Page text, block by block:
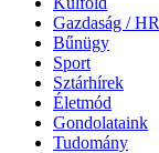
Gazdaság / HR
Bűnügy
Sport
Sztárhírek
Életmód
Gondolataink
Tudomány